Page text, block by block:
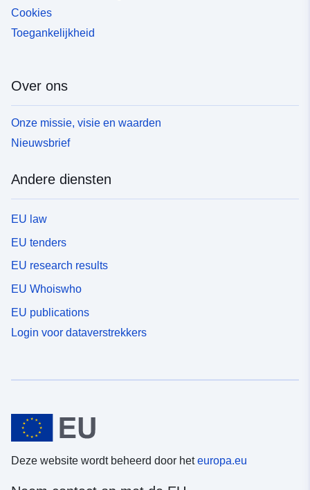
Cookies
Toegankelijkheid
Over ons
Onze missie, visie en waarden
Nieuwsbrief
Andere diensten
EU law
EU tenders
EU research results
EU Whoiswho
EU publications
Login voor dataverstrekkers
Deze website wordt beheerd door heteuropa.eu